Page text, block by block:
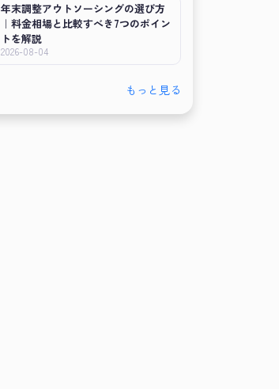
年末調整アウトソーシングの選び方
｜料金相場と比較すべき7つのポイン
トを解説
2026-08-04
もっと見る